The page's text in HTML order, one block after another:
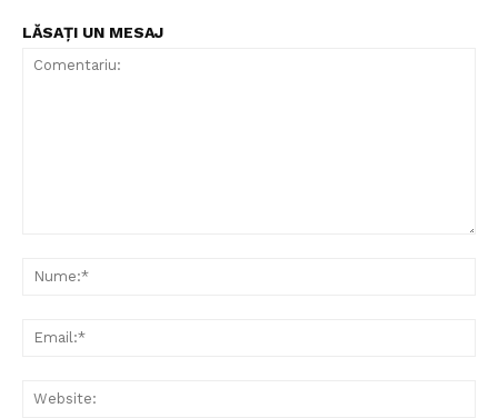
LĂSAȚI UN MESAJ